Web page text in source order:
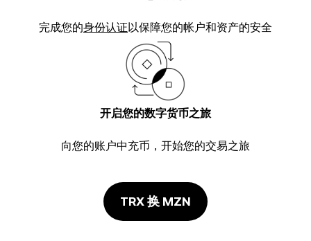
完成您的身份认证以保障您的帐户和资产的安全
开启您的数字货币之旅
向您的账户中充币，开始您的交易之旅
TRX 换 MZN